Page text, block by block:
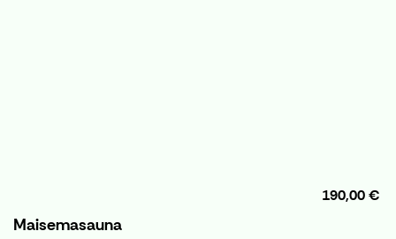
190,00 €
Maisemasauna